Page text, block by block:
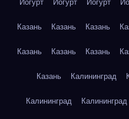
Йогурт Йогурт Йогурт
Казань Казань Казань
Казань Казань Казань
Казань Калининград
Калининград Калининград